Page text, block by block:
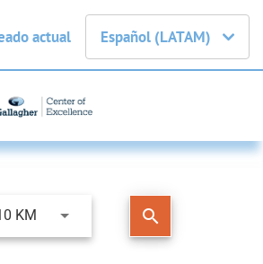
actual Español (LATAM)
KM search